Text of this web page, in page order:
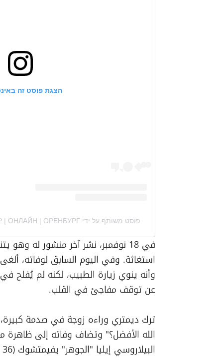
הצגת פוסט זה
פוסט משותף על ידי ‏‎ФИТНЕС | ТРЕНЕР | ОНЛАЙН | ОРЕНБУРГ‎‏ (@‏‎dmitryfit‎‏)
عن توقف مفاجئ في القلب.
البيلاروسي إيليا "الجوهر" يفيمتشوك (36 عاماً) بنفس السبب بعد تناوله 16,500 سعر حراري يومياً.